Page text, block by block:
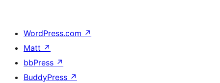
WordPress.com ↗
Matt ↗
bbPress ↗
BuddyPress ↗